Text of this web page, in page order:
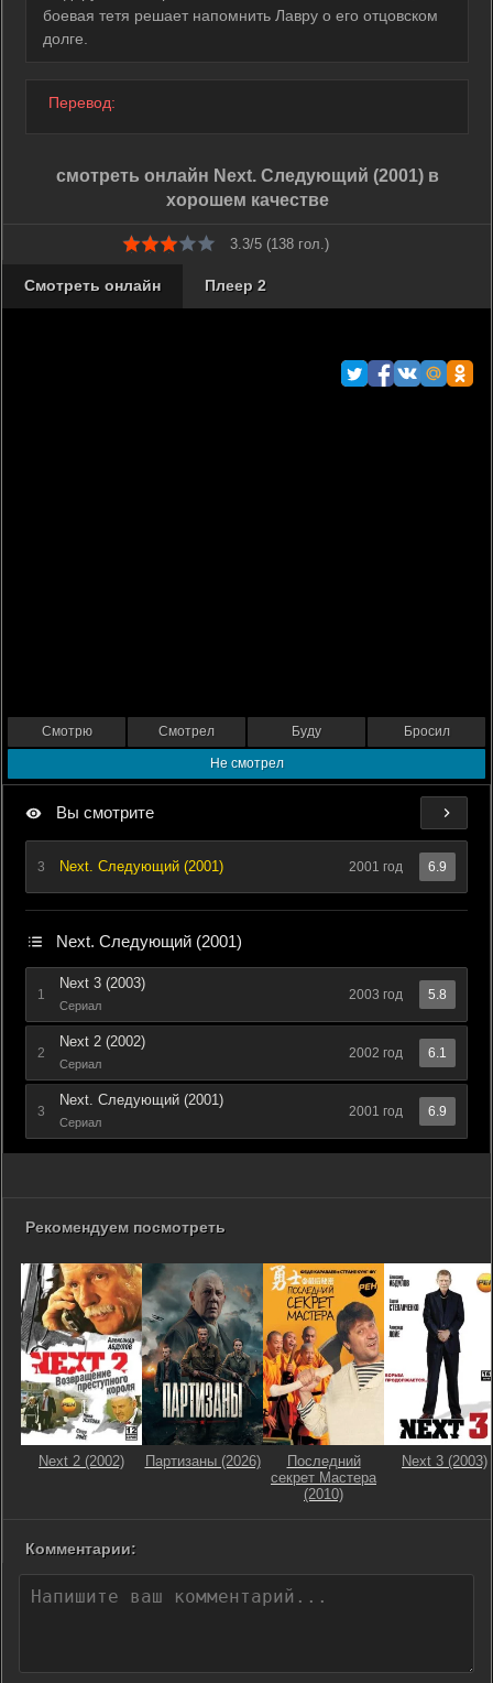
боевая тетя решает напомнить Лавру о его отцовском
долге.
Перевод:
смотреть онлайн Next. Следующий (2001) в
хорошем качестве
3.3/5 (138гол.)
Смотреть онлайн Плеер 2
Смотрю Смотрел Буду Бросил
Не смотрел
Вы смотрите
3 Next. Следующий (2001) 2001 год 6.9
Next. Следующий (2001)
1
Next 3 (2003)
Сериал
2003 год 5.8
2
Next 2 (2002)
Сериал
2002 год 6.1
3
Next. Следующий (2001)
Сериал
2001 год 6.9
Рекомендуем посмотреть
Next 2 (2002) Партизаны (2026)
Последний
секрет Мастера
(2010)
Next 3 (2003)
Комментарии: